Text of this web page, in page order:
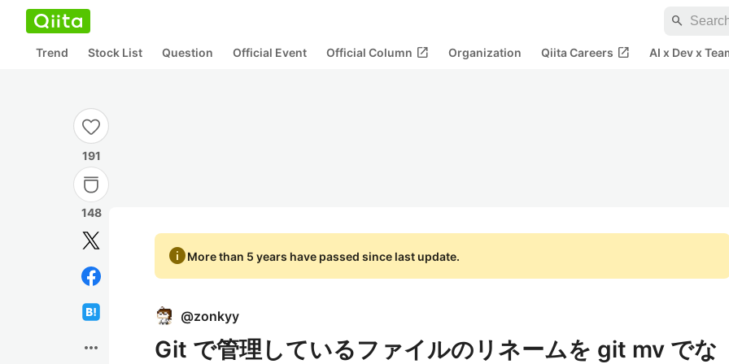
search
Trend Stock List Question Official Event Official Column open_in_new Organization Qiita Careers open_in_new AI x Dev x
191
148
more_horiz
infoMore than 5 years have passed since last update.
@zonkyy
Git で管理しているファイルのリネームを git mv でな